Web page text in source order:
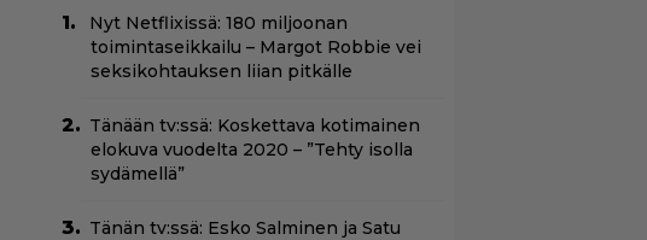
Nyt Netflixissä: 180 miljoonan
toimintaseikkailu – Margot Robbie vei
seksikohtauksen liian pitkälle
Tänään tv:ssä: Koskettava kotimainen
elokuva vuodelta 2020 – ”Tehty isolla
sydämellä”
Tänän tv:ssä: Esko Salminen ja Satu